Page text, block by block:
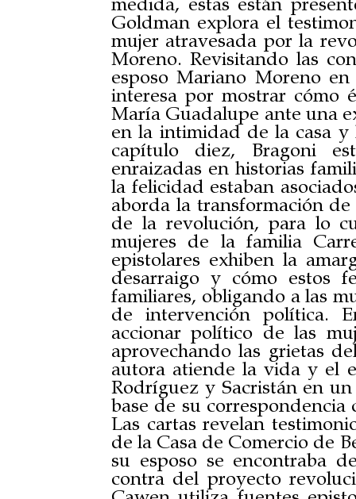
medida, estas están
Goldman explora el
mujer atravesada por la
Moreno. Revisitando las
esposo Mariano Moreno
interesa por mostrar cómo
María Guadalupe ante una
en la intimidad de la casa
capítulo diez, Bragoni
enraizadas en historias
la felicidad estaban
aborda la transformación
de la revolución, para lo
mujeres de la familia
epistolares exhiben la
desarraigo y cómo estos
familiares, obligando a las
de intervención política.
accionar político de las
aprovechando las grietas
autora atiende la vida y el
Rodríguez y Sacristán en
base de su
Las cartas revelan
de la Casa de Comercio de
su esposo se encontraba
contra del proyecto